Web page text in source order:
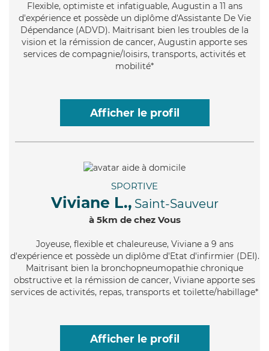
Flexible, optimiste et infatiguable, Augustin a 11 ans
d'expérience et possède un diplôme d'Assistante De Vie
Dépendance (ADVD). Maitrisant bien les troubles de la
vision et la rémission de cancer, Augustin apporte ses
services de compagnie/loisirs, transports, activités et
mobilité*
Afficher le profil
SPORTIVE
Viviane L., Saint-Sauveur
à 5km de chez Vous
Joyeuse, flexible et chaleureuse, Viviane a 9 ans
d'expérience et possède un diplôme d'Etat d'infirmier (DEI).
Maitrisant bien la bronchopneumopathie chronique
obstructive et la rémission de cancer, Viviane apporte ses
services de activités, repas, transports et toilette/habillage*
Afficher le profil